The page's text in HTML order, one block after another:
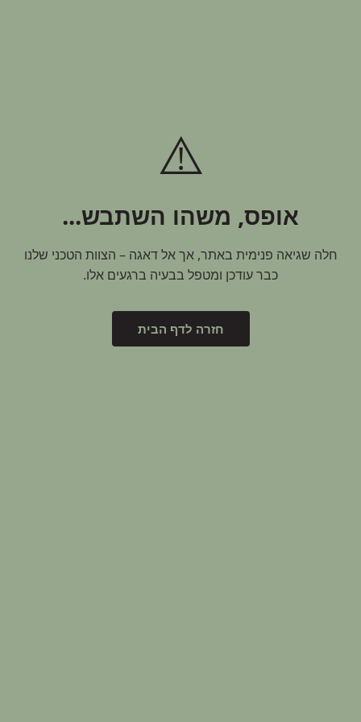
⚠️
אופס, משהו השתבש...
חלה שגיאה פנימית באתר, אך אל דאגה – הצוות הטכני שלנו
כבר עודכן ומטפל בבעיה ברגעים אלו.
חזרה לדף הבית